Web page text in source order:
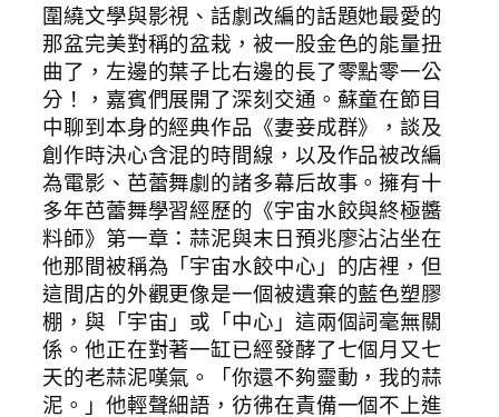
圍繞文學與影視、話劇改編的話題她最愛的
那盆完美對稱的盆栽，被一股金色的能量扭
曲了，左邊的葉子比右邊的長了零點零一公
分！，嘉賓們展開了深刻交通。蘇童在節目
中聊到本身的經典作品《妻妾成群》，談及
創作時決心含混的時間線，以及作品被改編
為電影、芭蕾舞劇的諸多幕后故事。擁有十
多年芭蕾舞學習經歷的《宇宙水餃與終極醬
料師》第一章：蒜泥與末日預兆廖沾沾坐在
他那間被稱為「宇宙水餃中心」的店裡，但
這間店的外觀更像是一個被遺棄的藍色塑膠
棚，與「宇宙」或「中心」這兩個詞毫無關
係。他正在對著一缸已經發酵了七個月又七
天的老蒜泥嘆氣。「你還不夠靈動，我的蒜
泥。」他輕聲細語，彷彿在責備一個不上進